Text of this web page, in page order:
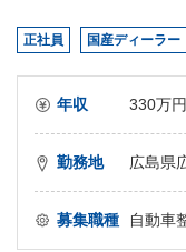
正社員 国産ディーラー
年収 330万
勤務地 広島県
募集職種 自動車